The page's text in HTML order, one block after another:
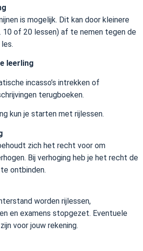
is mogelijk. Dit kan door kleinere
10 of 20 lessen) af te nemen tegen de
leerling
incasso’s intrekken of
terugboeken.
kun je starten met rijlessen.
zich het recht voor om
Bij verhoging heb je het recht de
ontbinden.
worden rijlessen,
en examens stopgezet. Eventuele
voor jouw rekening.